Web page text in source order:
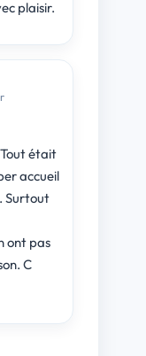
avec plaisir.
était
Surtout
ont pas
C